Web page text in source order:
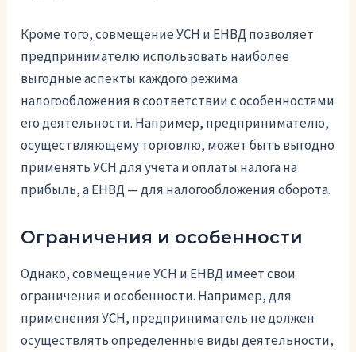
Кроме того, совмещение УСН и ЕНВД позволяет
предпринимателю использовать наиболее
выгодные аспекты каждого режима
налогообложения в соответствии с особенностями
его деятельности. Например, предпринимателю,
осуществляющему торговлю, может быть выгодно
применять УСН для учета и оплаты налога на
прибыль, а ЕНВД — для налогообложения оборота.
Ограничения и особенности
Однако, совмещение УСН и ЕНВД имеет свои
ограничения и особенности. Например, для
применения УСН, предприниматель не должен
осуществлять определенные виды деятельности,